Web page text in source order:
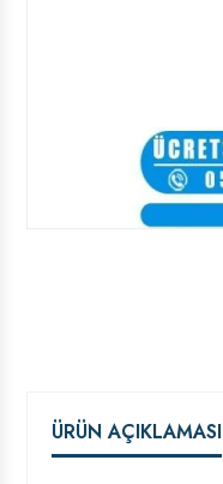
ÜRÜN AÇIKLAMASI